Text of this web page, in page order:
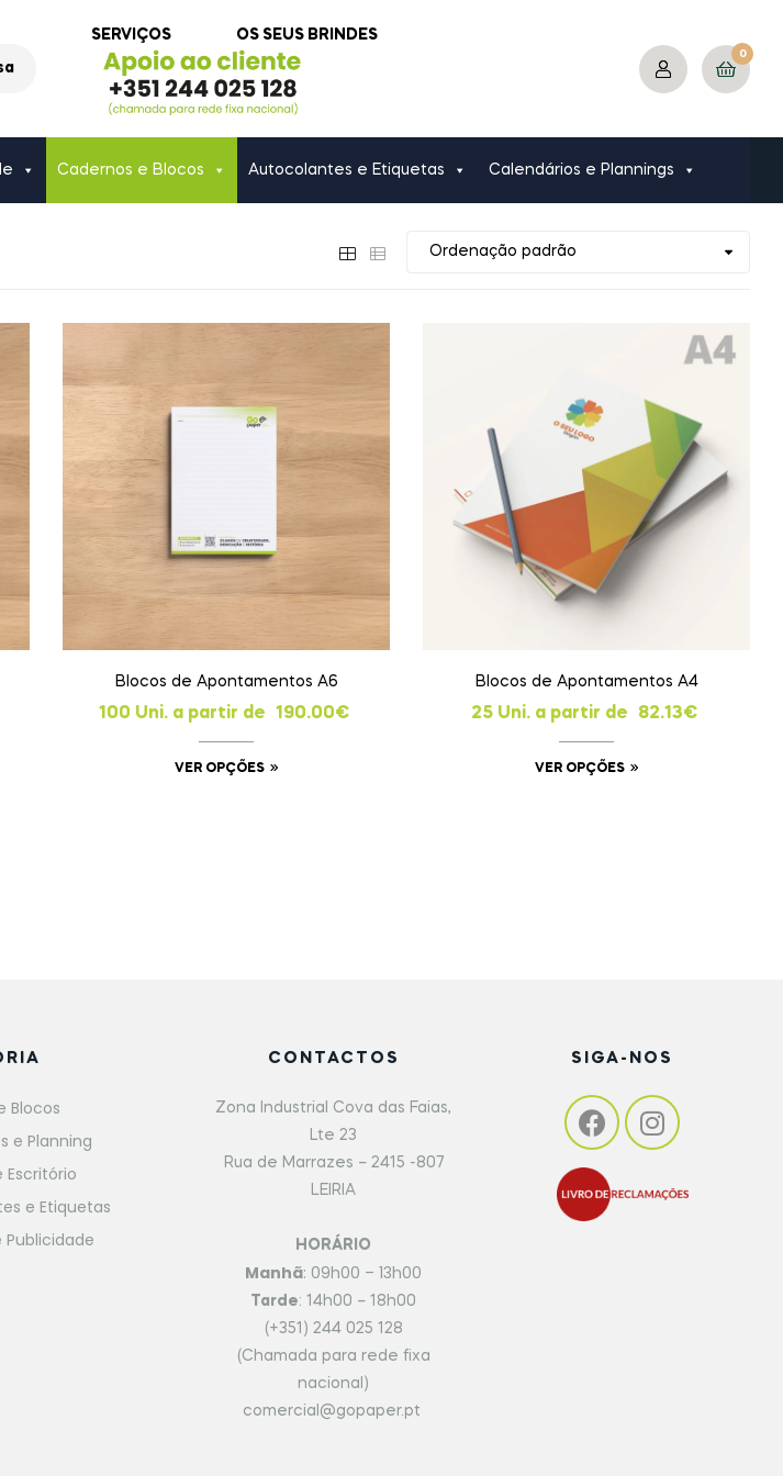
SERVIÇOS OS SEUS BRINDES
0
Cadernos e Blocos Autocolantes e Etiquetas Calendários e Plannings
Blocos de Apontamentos A6
100 Uni. a partir de 190.00€
VER OPÇÕES
Blocos de Apontamentos A4
25 Uni. a partir de 82.13€
VER OPÇÕES
Blocos
e Planning
Escritório
e Etiquetas
Publicidade
CONTACTOS
Zona Industrial Cova das Faias,
Lte 23
Rua de Marrazes – 2415 -807
LEIRIA
HORÁRIO
Manhã: 09h00 – 13h00
Tarde: 14h00 – 18h00
(+351) 244 025 128
(Chamada para rede fixa
nacional)
comercial@gopaper.pt
SIGA-NOS